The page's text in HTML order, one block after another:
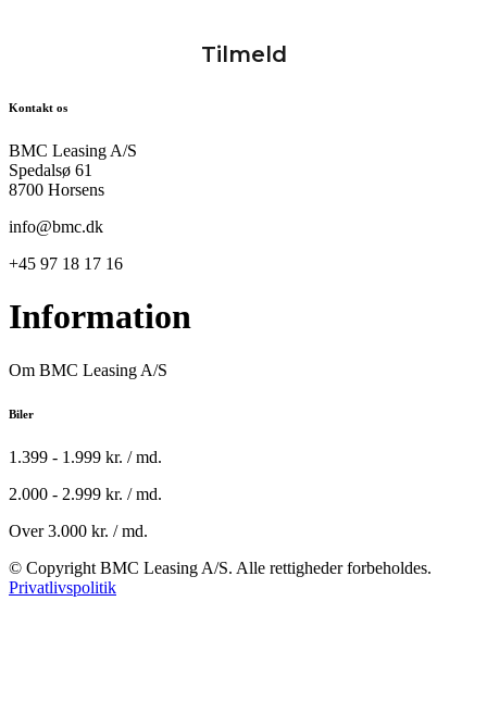
Kontakt os
BMC Leasing A/S
Spedalsø 61
8700 Horsens
info@bmc.dk
+45 97 18 17 16
Information
Om BMC Leasing A/S
Biler
1.399 - 1.999 kr. / md.
2.000 - 2.999 kr. / md.
Over 3.000 kr. / md.
© Copyright BMC Leasing A/S. Alle rettigheder forbeholdes.
Privatlivspolitik